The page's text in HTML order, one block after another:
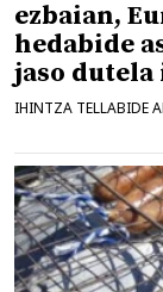
ezbaian,
hedabide
jaso
IHINTZA TELLABIDE